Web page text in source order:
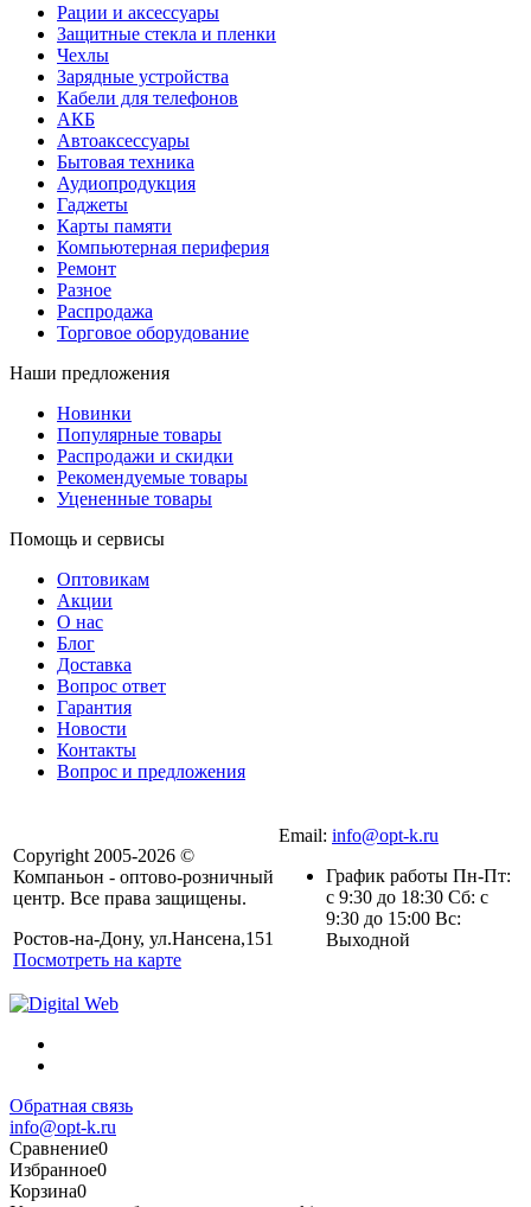
Рации и аксессуары
Защитные стекла и пленки
Чехлы
Зарядные устройства
Кабели для телефонов
АКБ
Автоаксессуары
Бытовая техника
Аудиопродукция
Гаджеты
Карты памяти
Компьютерная периферия
Ремонт
Разное
Распродажа
Торговое оборудование
Наши предложения
Новинки
Популярные товары
Распродажи и скидки
Рекомендуемые товары
Уцененные товары
Помощь и сервисы
Оптовикам
Акции
О нас
Блог
Доставка
Вопрос ответ
Гарантия
Новости
Контакты
Вопрос и предложения
Copyright 2005-2026 ©
Компаньон - оптово-розничный
центр. Все права защищены.
Ростов-на-Дону, ул.Нансена,151
Посмотреть на карте
Email: info@opt-k.ru
График работы Пн-Пт:
с 9:30 до 18:30 Сб: с
9:30 до 15:00 Вс:
Выходной
Обратная связь
info@opt-k.ru
Сравнение0
Избранное0
Корзина0